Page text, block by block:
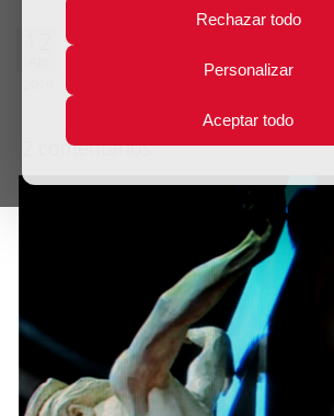
Rechazar todo
Personalizar
Aceptar todo
La cruz revela
pecado y amor
2 comentarios